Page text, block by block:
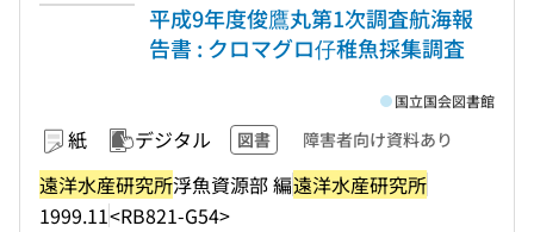
平成9年度俊鷹丸第1次調査航海報
告書 : クロマグロ仔稚魚採集調査
紙 デジタル 図書 障害者向け資料あり
遠洋水産研究所浮魚資源部 編遠洋水産研究所
1999.11<RB821-G54>
国立国会図書館